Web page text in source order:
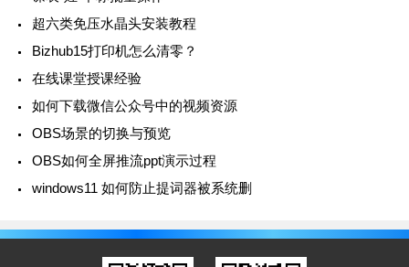
超六类免压水晶头安装教程
Bizhub15打印机怎么清零？
在线课堂授课经验
如何下载微信公众号中的视频资源
OBS场景的切换与预览
OBS如何全屏推流ppt演示过程
windows11 如何防止提词器被系统删